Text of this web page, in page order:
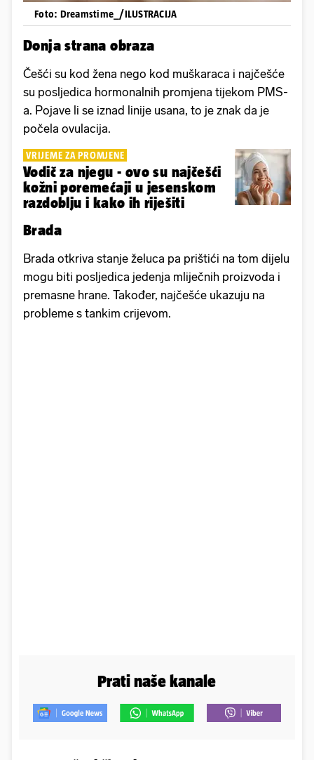
Foto: Dreamstime_/ILUSTRACIJA
Donja strana obraza
Češći su kod žena nego kod muškaraca i najčešće
su posljedica hormonalnih promjena tijekom PMS-
a. Pojave li se iznad linije usana, to je znak da je
počela ovulacija.
VRIJEME ZA PROMJENE
Vodič za njegu - ovo su najčešći
kožni poremećaji u jesenskom
razdoblju i kako ih riješiti
Brada
Brada otkriva stanje želuca pa prištići na tom dijelu
mogu biti posljedica jedenja mliječnih proizvoda i
premasne hrane. Također, najčešće ukazuju na
probleme s tankim crijevom.
Prati naše kanale